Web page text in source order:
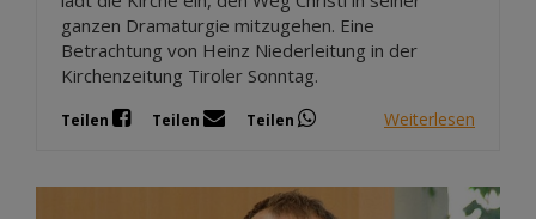
ganzen Dramaturgie mitzugehen. Eine
Betrachtung von Heinz Niederleitung in der
Kirchenzeitung Tiroler Sonntag.
Teilen Teilen Teilen Weiterlesen